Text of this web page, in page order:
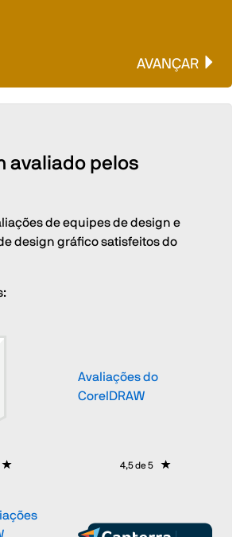
AVANÇAR
avaliado pelos
de equipes de design e
design gráfico satisfeitos do
Avaliações do
CorelDRAW
4,5 de 5